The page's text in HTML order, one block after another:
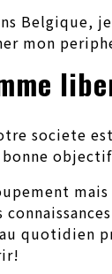
Belgique,
mon
societe
quotidien